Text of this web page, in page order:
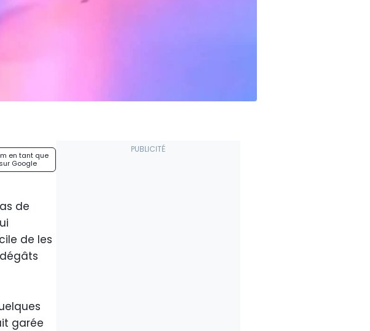
en tant que
Google
de
de les
garée